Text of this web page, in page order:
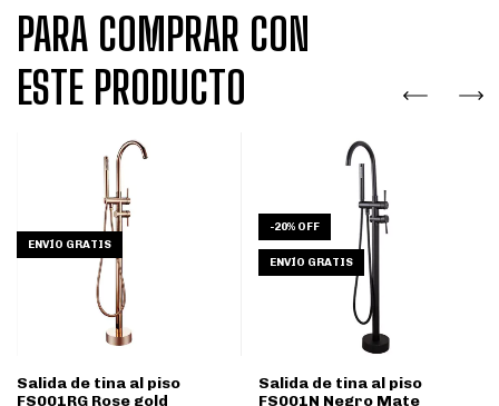
PARA COMPRAR CON
ESTE PRODUCTO
ENVÍO GRATIS
Salida de tina al piso
FS001RG Rose gold
-20% OFF
ENVÍO GRATIS
Salida de tina al piso
FS001N Negro Mate